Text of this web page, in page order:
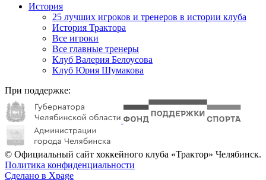
История
25 лучших игроков и тренеров в истории клуба
История Трактора
Все игроки
Все главные тренеры
Клуб Валерия Белоусова
Клуб Юрия Шумакова
При поддержке:
© Официальный сайт хоккейного клуба «Трактор» Челябинск.
Политика конфиденциальности
Сделано в Xpage